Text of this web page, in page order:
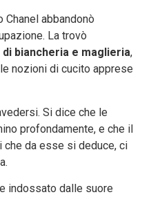
Chanel abbandonò
La trovò
biancheria e maglieria,
nozioni di cucito apprese
Si dice che le
profondamente, e che il
da esse si deduce, ci
indossato dalle suore